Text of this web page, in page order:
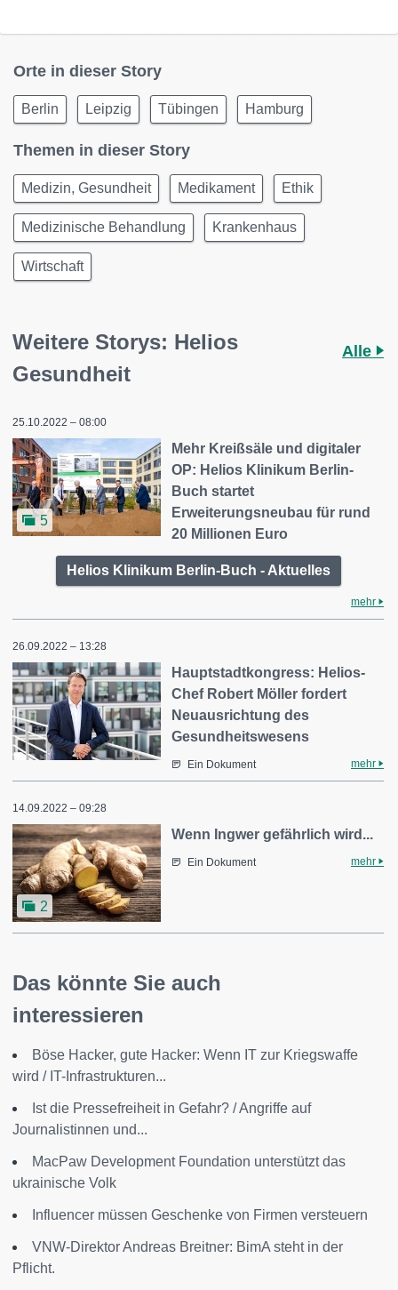
Orte in dieser Story
Berlin Leipzig Tübingen Hamburg
Themen in dieser Story
Medizin, Gesundheit Medikament Ethik
Medizinische Behandlung Krankenhaus
Wirtschaft
Weitere Storys: Helios
Gesundheit
Alle
25.10.2022 – 08:00
5
Mehr Kreißsäle und digitaler
OP: Helios Klinikum Berlin-
Buch startet
Erweiterungsneubau für rund
20 Millionen Euro
Helios Klinikum Berlin-Buch - Aktuelles
mehr
26.09.2022 – 13:28
Hauptstadtkongress: Helios-
Chef Robert Möller fordert
Neuausrichtung des
Gesundheitswesens
Ein Dokument mehr
14.09.2022 – 09:28
2
Wenn Ingwer gefährlich wird...
Ein Dokument mehr
Das könnte Sie auch
interessieren
Böse Hacker, gute Hacker: Wenn IT zur Kriegswaffe
wird / IT-Infrastrukturen...
Ist die Pressefreiheit in Gefahr? / Angriffe auf
Journalistinnen und...
MacPaw Development Foundation unterstützt das
ukrainische Volk
Influencer müssen Geschenke von Firmen versteuern
VNW-Direktor Andreas Breitner: BimA steht in der
Pflicht.